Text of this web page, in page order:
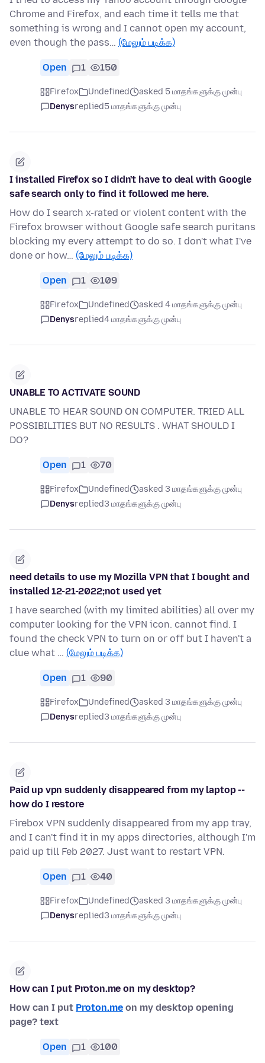
Chrome and Firefox, and each time it tells me that
something is wrong and I cannot open my account,
even though the pass… (மேலும் படிக்க)
Open 1 150
Firefox Undefined
asked 5 மாதங்களுக்கு முன்பு
Denysreplied5 மாதங்களுக்கு முன்பு
I installed Firefox so I didn't have to deal with Google
safe search only to find it followed me here.
How do I search x-rated or violent content with the
Firefox browser without Google safe search puritans
blocking my every attempt to do so. I don't what I've
done or how… (மேலும் படிக்க)
Open 1 109
Firefox Undefined
asked 4 மாதங்களுக்கு முன்பு
Denysreplied4 மாதங்களுக்கு முன்பு
UNABLE TO ACTIVATE SOUND
UNABLE TO HEAR SOUND ON COMPUTER. TRIED ALL
POSSIBILITIES BUT NO RESULTS . WHAT SHOULD I
DO?
Open 1 70
Firefox Undefined
asked 3 மாதங்களுக்கு முன்பு
Denysreplied3 மாதங்களுக்கு முன்பு
need details to use my Mozilla VPN that I bought and
installed 12-21-2022;not used yet
I have searched (with my limited abilities) all over my
computer looking for the VPN icon. cannot find. I
found the check VPN to turn on or off but I haven't a
clue what … (மேலும் படிக்க)
Open 1 90
Firefox Undefined
asked 3 மாதங்களுக்கு முன்பு
Denysreplied3 மாதங்களுக்கு முன்பு
Paid up vpn suddenly disappeared from my laptop --
how do I restore
Firebox VPN suddenly disappeared from my app tray,
and I can't find it in my apps directories, although I'm
paid up till Feb 2027. Just want to restart VPN.
Open 1 40
Firefox Undefined
asked 3 மாதங்களுக்கு முன்பு
Denysreplied3 மாதங்களுக்கு முன்பு
How can I put Proton.me on my desktop?
How can I put Proton.me on my desktop opening
page? text
Open 1 100